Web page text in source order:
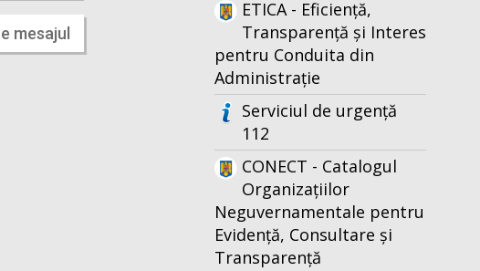
mesajul
ETICA - Eficiență,
Transparență și Interes
pentru Conduita din
Administrație
Serviciul de urgență
112
CONECT - Catalogul
Organizațiilor
Neguvernamentale pentru
Evidență, Consultare și
Transparență